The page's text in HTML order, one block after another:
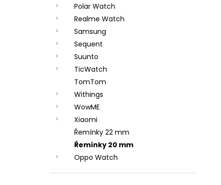
Polar Watch
Realme Watch
Samsung
Sequent
Suunto
TicWatch
TomTom
Withings
WowME
Xiaomi
Řemínky 22 mm
Řemínky 20 mm
Oppo Watch